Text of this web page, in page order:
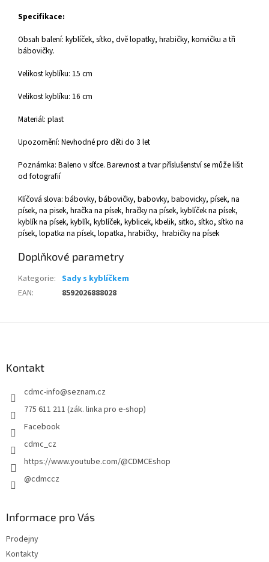
Specifikace:
Obsah balení: kyblíček, sítko, dvě lopatky, hrabičky, konvičku a tři
bábovičky.
Velikost kyblíku: 15 cm
Velikost kyblíku: 16 cm
Materiál: plast
Upozornění: Nevhodné pro děti do 3 let
Poznámka: Baleno v síťce. Barevnost a tvar příslušenství se může lišit
od fotografií
Klíčová slova: bábovky, bábovičky, babovky, babovicky, písek, na
písek, na pisek, hračka na písek, hračky na písek, kyblíček na písek,
kyblík na písek, kyblík, kyblíček, kyblicek, kbelik, sitko, sítko, sítko na
písek, lopatka na písek, lopatka, hrabičky, hrabičky na písek
Doplňkové parametry
Kategorie: Sady s kyblíčkem
EAN: 8592026888028
Kontakt
cdmc-info@seznam.cz
775 611 211 (zák. linka pro e-shop)
Facebook
cdmc_cz
https://www.youtube.com/@CDMCEshop
@cdmccz
Informace pro Vás
Prodejny
Kontakty